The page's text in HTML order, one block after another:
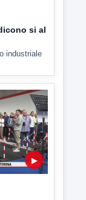
industriale
▶
della
del